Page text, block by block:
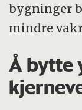
bygninger
mindre
Å bytte